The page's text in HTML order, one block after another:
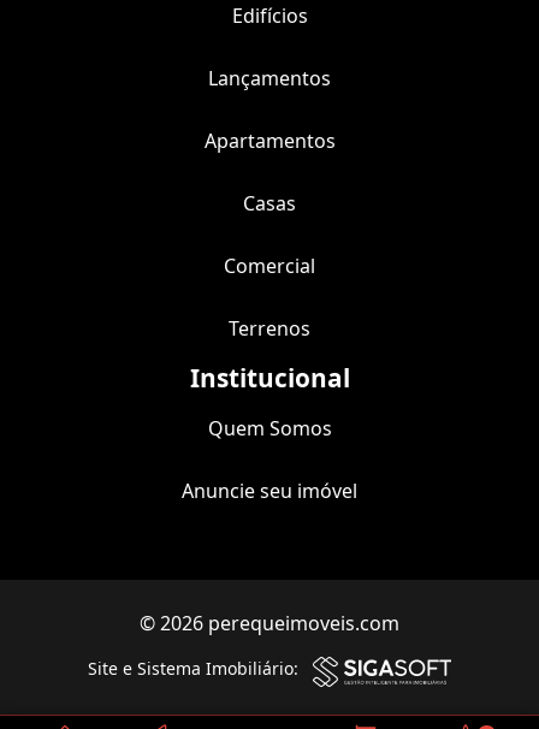
Edifícios
Lançamentos
Apartamentos
Casas
Comercial
Terrenos
Institucional
Quem Somos
Anuncie seu imóvel
© 2026 perequeimoveis.com
Site e Sistema Imobiliário: